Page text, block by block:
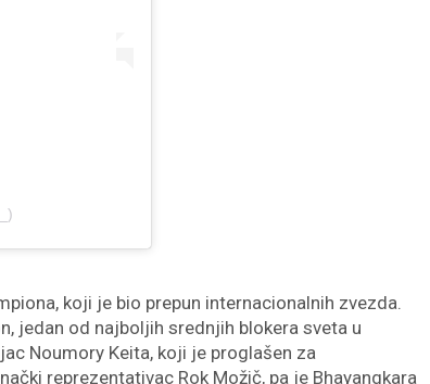
koji je bio prepun internacionalnih zvezda.
jedan od najboljih srednjih blokera sveta u
Noumory Keita, koji je proglašen za
reprezentativac Rok Možič, pa je Bhayangkara